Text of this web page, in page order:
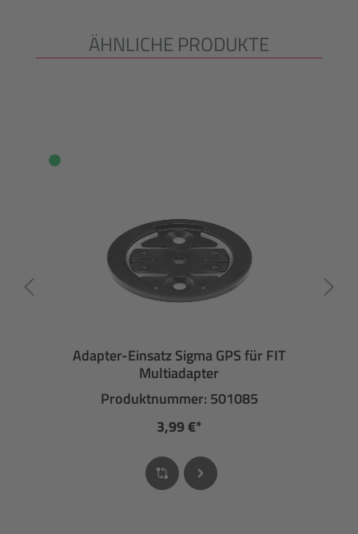
Produktgalerie überspringen
ÄHNLICHE PRODUKTE
Adapter-Einsatz Sigma GPS für FIT
Multiadapter
Produktnummer: 501085
3,99 €*